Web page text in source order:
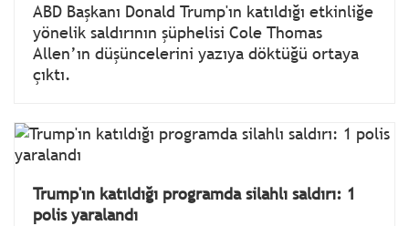
ABD Başkanı Donald Trump'ın katıldığı etkinliğe
yönelik saldırının şüphelisi Cole Thomas
Allen’ın düşüncelerini yazıya döktüğü ortaya
çıktı.
Trump'ın katıldığı programda silahlı saldırı: 1
polis yaralandı